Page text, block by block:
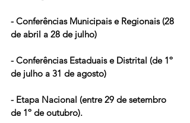
- Conferências Municipais e Regionais (28
de abril a 28 de julho)
- Conferências Estaduais e Distrital (de 1º
de julho a 31 de agosto)
- Etapa Nacional (entre 29 de setembro
de 1º de outubro).